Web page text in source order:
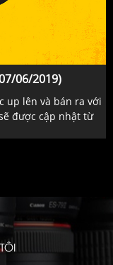
06/2019)
up lên và bán ra với
được cập nhật từ